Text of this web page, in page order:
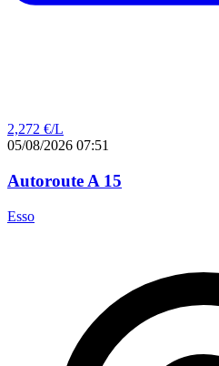
2,272 €/L
05/08/2026 07:51
Autoroute A 15
Esso